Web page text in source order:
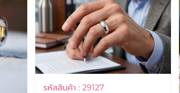
รหัสสินค้า : 29127